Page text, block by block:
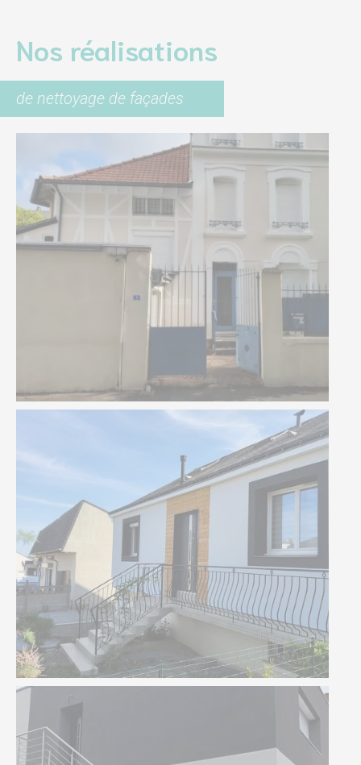
Nos réalisations
de nettoyage de façades
Particuliers – Façade